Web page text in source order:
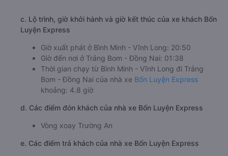
c. Lộ trình, giờ khởi hành và giờ kết thúc của xe khách Bốn
Luyện Express
Giờ xuất phát ở Bình Minh - Vĩnh Long: 20:50
Giờ đến nơi ở Trảng Bom - Đồng Nai: 01:38
Thời gian chạy từ Bình Minh - Vĩnh Long đi Trảng
Bom - Đồng Nai của nhà xe Bốn Luyện Express
khoảng: 4.8 giờ
d. Các điểm đón khách của nhà xe Bốn Luyện Express
Vòng xoay Trường An
e. Các điểm trả khách của nhà xe Bốn Luyện Express